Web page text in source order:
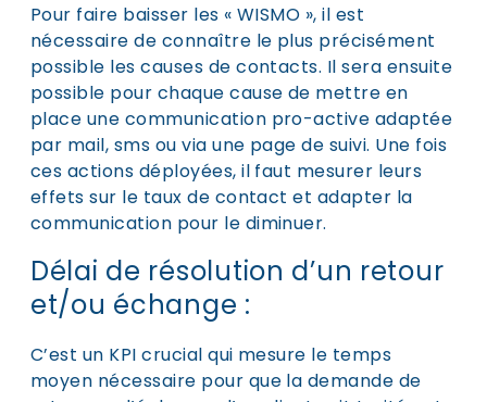
Pour faire baisser les « WISMO », il est
nécessaire de connaître le plus précisément
possible les causes de contacts. Il sera ensuite
possible pour chaque cause de mettre en
place une communication pro-active adaptée
par mail, sms ou via une page de suivi. Une fois
ces actions déployées, il faut mesurer leurs
effets sur le taux de contact et adapter la
communication pour le diminuer.
Délai de résolution d’un retour
et/ou échange :
C’est un KPI crucial qui mesure le temps
moyen nécessaire pour que la demande de